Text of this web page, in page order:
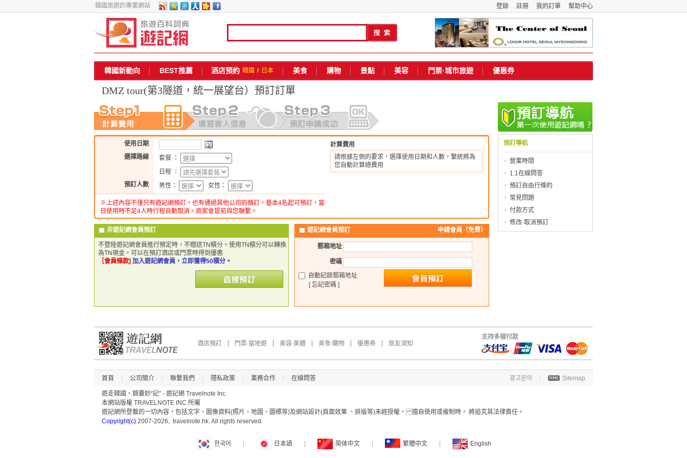
韓國旅遊的專業網站 幫助中心
我的訂單
註冊
登錄
韓國新動向 BEST推薦 酒店預約 韓國 / 日本 美食 購物 景點 美容 門票·城市旅遊 優惠券
DMZ tour(第3隧道，統一展望台） 預訂訂單
使用日期
選擇路線
套餐 ：
日程 ：
預訂人數
男性： 女性：
計算費用
請根據左側的要求，選擇使用日期和人數，繫統將為
您自動計算總費用
※上述內容不僅只有遊記網預訂，也有通過其他公司的預訂，基本4名起可預訂，當
日使用時不足4人時行程自動取消。商家會提前與您聯繫。
遊記網會員預訂 申請會員（免費）
郵箱地址
密碼
自動記錄郵箱地址
[ 忘記密碼 ]
非遊記網會員預訂
不登陸遊記網會員進行預定時，不贈送TN積分。使用TN積分可以轉換
為TN現金，可以在預訂酒店或門票時得到優惠
［會員條款] 加入遊記網會員，立即獲得50積分。
預訂導航
營業時間
1:1在線問答
預訂自由行條約
常見問題
付款方式
修改·取消預訂
酒店預訂 門票∙當地遊 美容∙美體 美食∙購物 優惠券 旅友須知
支持多樣付款
首頁 公司簡介 聯繫我們 隱私政策 業務合作 在線問答 광고문의 Sitemap
遊走韓國，錦囊妙“記” - 遊記網 Travelnote Inc.
本網站版權 TRAVELNOTE INC 所屬
遊記網所登載的一切內容，包括文字、圖像資料(照片、地圖、圖標等)及網站設計(頁面效果 、排版等)未經授權， 擅自使用或複制時， 將追究其法律責任。
Copyright(c) 2007-2026, travelnote.hk. All rights reserved.
한국어 日本語 简体中文 繁體中文 English